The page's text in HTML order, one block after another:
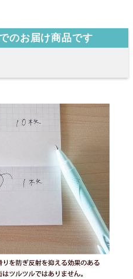
のお届け商品です